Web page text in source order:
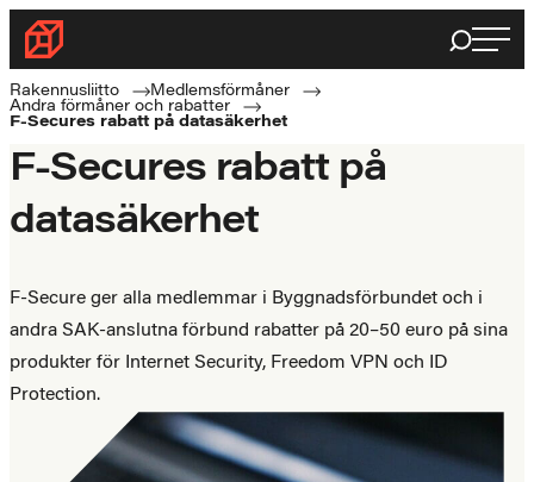
Byggnadsförbundet
Rakennusalan
ammattilaisten
Haku
Rakennusliitto
Medlemsförmåner
Andra förmåner och rabatter
F-Secures rabatt på datasäkerhet
F-Secures rabatt på
datasäkerhet
F-Secure ger alla medlemmar i Byggnadsförbundet och i
andra SAK-anslutna förbund rabatter på 20–50 euro på sina
produkter för Internet Security, Freedom VPN och ID
Protection.